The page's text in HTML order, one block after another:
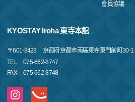
會員協議
KYOSTAY Iroha 東寺本館
〒601-8428
京都府京都市南區東寺東門前町30-1
TEL
075-662-8747
FAX
075-662-8748